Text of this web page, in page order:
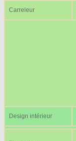
Carreleur
Design intérieur